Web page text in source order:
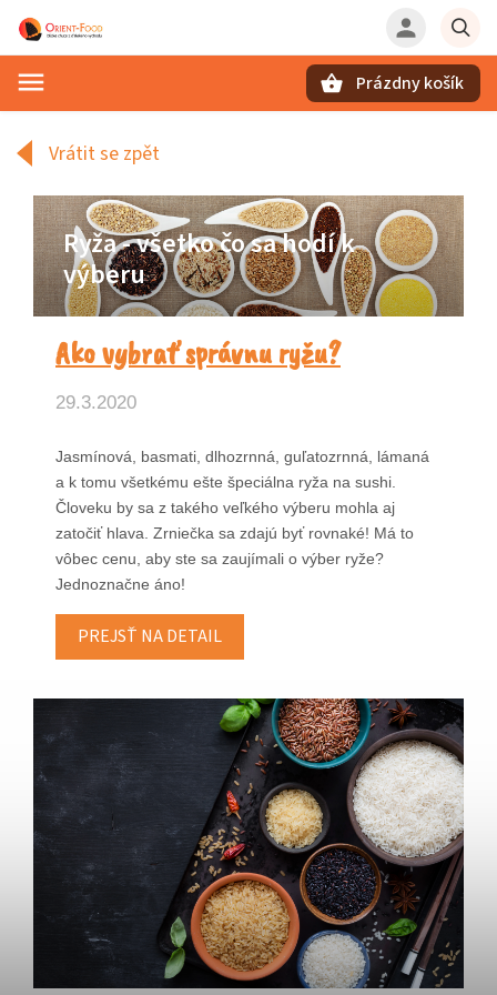
Prázdny košík
Vrátit se zpět
Ryža - všetko čo sa hodí k
výberu
Ako vybrať správnu ryžu?
29.3.2020
Jasmínová, basmati, dlhozrnná, guľatozrnná, lámaná
a k tomu všetkému ešte špeciálna ryža na sushi.
Človeku by sa z takého veľkého výberu mohla aj
zatočiť hlava. Zrniečka sa zdajú byť rovnaké! Má to
vôbec cenu, aby ste sa zaujímali o výber ryže?
Jednoznačne áno!
PREJSŤ NA DETAIL